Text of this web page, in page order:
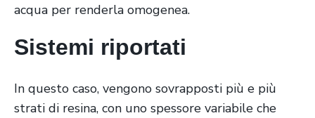
acqua per renderla omogenea.
Sistemi riportati
In questo caso, vengono sovrapposti più e più
strati di resina, con uno spessore variabile che